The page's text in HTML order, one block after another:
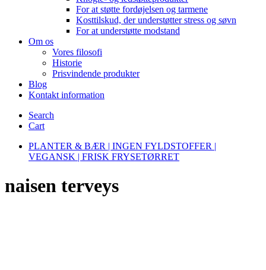
For at støtte fordøjelsen og tarmene
Kosttilskud, der understøtter stress og søvn
For at understøtte modstand
Om os
Vores filosofi
Historie
Prisvindende produkter
Blog
Kontakt information
Search
Cart
PLANTER & BÆR | INGEN FYLDSTOFFER |
VEGANSK | FRISK FRYSETØRRET
naisen terveys